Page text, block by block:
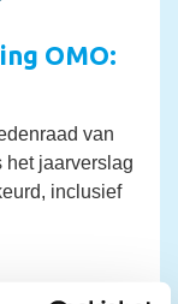
OMO:
van
het jaarverslag
inclusief